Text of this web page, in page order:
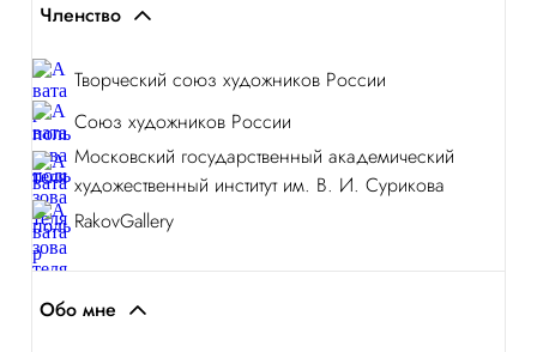
Членство
Творческий союз художников России
Союз художников России
Московский государственный академический
художественный институт им. В. И. Сурикова
RakovGallery
Обо мне